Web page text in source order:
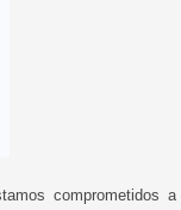
comprometidos a